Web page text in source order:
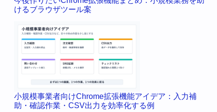
けるブラウザツール案
小規模事業者向けChrome拡張機能アイデア：入力補
助・確認作業・CSV出力を効率化する例